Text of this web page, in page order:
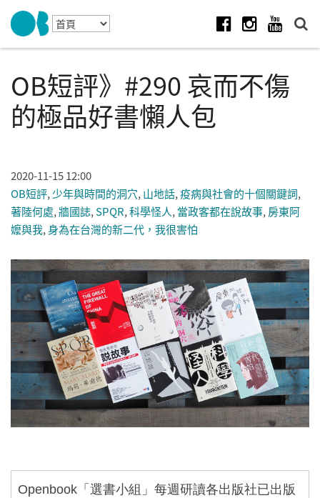
Skip to navigation
移至主內容
OB短評》#290 哀而不傷
的極品好書懶人包
2020-11-15 12:00
OB短評, 少年與時間的洞穴, 山地話,疫病與社會的十個關鍵詞,
著陸何處,牆國誌, SPQR,科學怪人, 當政客都在說故事, 房東阿
嬤與我,身為在台灣的新二代，我很害怕
Openbook 「選書小組」每週研讀各出版社已出版